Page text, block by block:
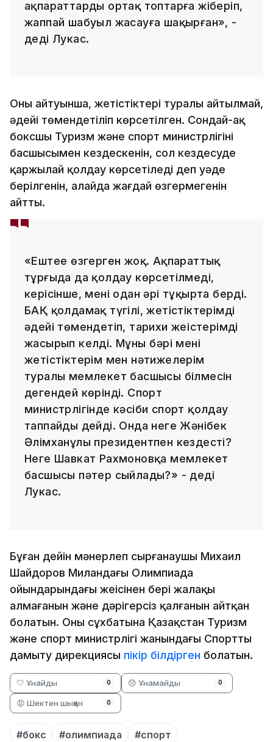
ақпараттарды ортақ топтарға жіберіп,
жаппай шабуыл жасауға шақырған», -
деді Лукас.
Оның айтуынша, жетістіктері туралы айтылмай,
әдейі төмендетіліп көрсетілген. Сондай-ақ
боксшы Туризм және спорт министрлігінің
басшысымен кездескенін, сол кездесуде
қаржылай қолдау көрсетіледі деп уәде
берілгенін, алайда жағдай өзгермегенін
айтты.
«Ештеңе өзгерген жоқ. Ақпараттық
тұрғыда да қолдау көрсетілмеді,
керісінше, мені одан әрі тұқырта берді.
БАҚ қолдамақ түгілі, жетістіктерімді
әдейі төмендетіп, тарихи жеңістерімді
жасырып келді. Мұның бәрі менің
жетістіктерім мен нәтижелерім
туралы мемлекет басшысы білмесін
дегендей көрінді. Спорт
министрлігінде кәсіби спорт қолдау
таппайды дейді. Онда неге Жәнібек
Әлімханұлы президентпен кездесті?
Неге Шавкат Рахмоновқа мемлекет
басшысы пәтер сыйлады?» - деді
Лукас.
Бұған дейін мәнерлеп сырғанаушы Михаил
Шайдоров Миландағы Олимпиада
ойындарындағы жеңісінен бері жалақы
алмағанын және дәрігерсіз қалғанын айтқан
болатын. Оның сұхбатына Қазақстан Туризм
және спорт министрлігі жанындағы Спортты
дамыту дирекциясы пікір білдірген болатын.
🤍 Ұнайды 0 😞 Ұнамайды 0
😡 Шектен шыққан 0
#бокс #олимпиада
#спорт